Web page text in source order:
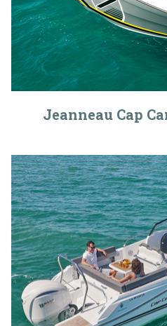
Jeanneau Cap